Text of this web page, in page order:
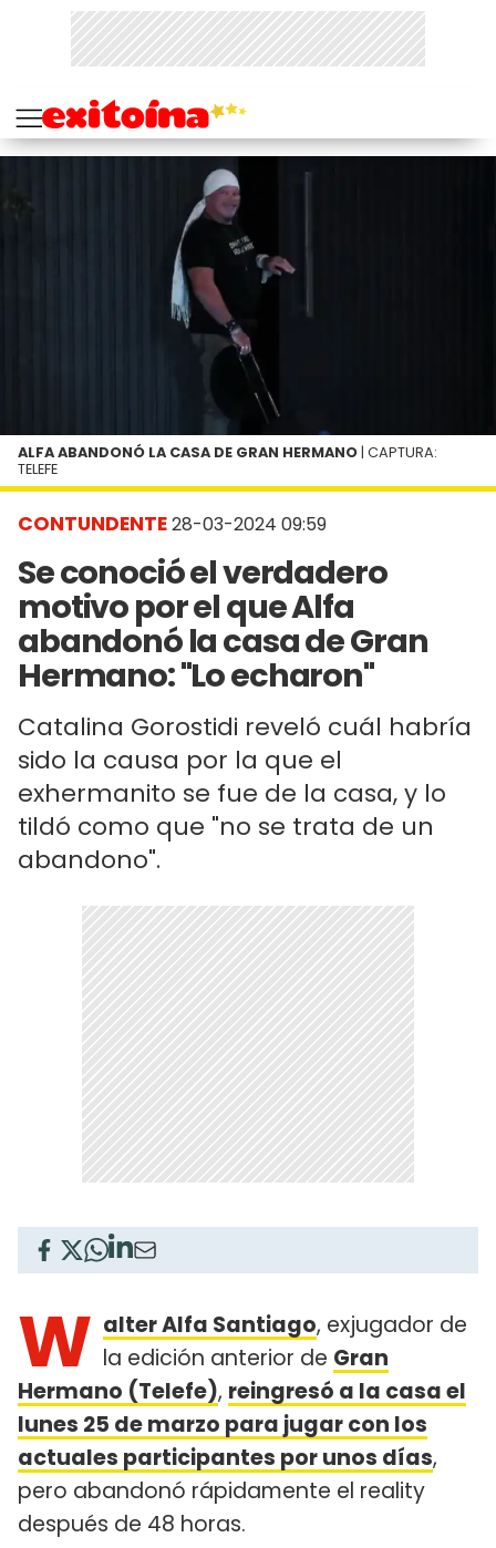
CONTUNDENTE28-03-2024 09:59
Se conoció el verdadero
motivo por el que Alfa
abandonó la casa de Gran
Hermano: "Lo echaron"
Catalina Gorostidi reveló cuál habría
sido la causa por la que el
exhermanito se fue de la casa, y lo
tildó como que "no se trata de un
abandono".
ALFA ABANDONÓ LA CASA DE GRAN HERMANO | CAPTURA:
TELEFE
W alter Alfa Santiago, exjugador de
la edición anterior de Gran
Hermano (Telefe), reingresó a la casa el
lunes 25 de marzo para jugar con los
actuales participantes por unos días,
pero abandonó rápidamente el reality
después de 48 horas.